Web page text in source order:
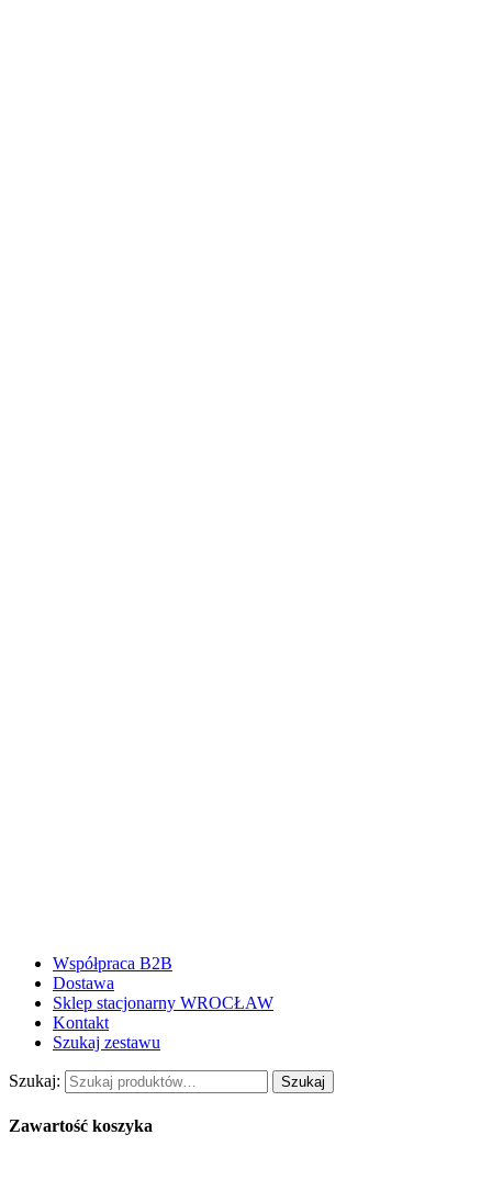
Współpraca B2B
Dostawa
Sklep stacjonarny WROCŁAW
Kontakt
Szukaj zestawu
Szukaj: Szukaj
Zawartość koszyka